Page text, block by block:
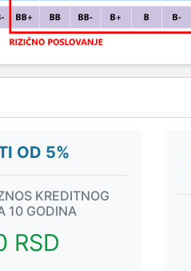
OD 5%
KREDITNOG
10 GODINA
RSD